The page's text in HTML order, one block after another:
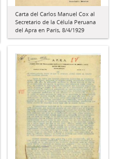
Carta del Carlos Manuel Cox al
Secretario de la Célula Peruana
del Apra en París, 8/4/1929